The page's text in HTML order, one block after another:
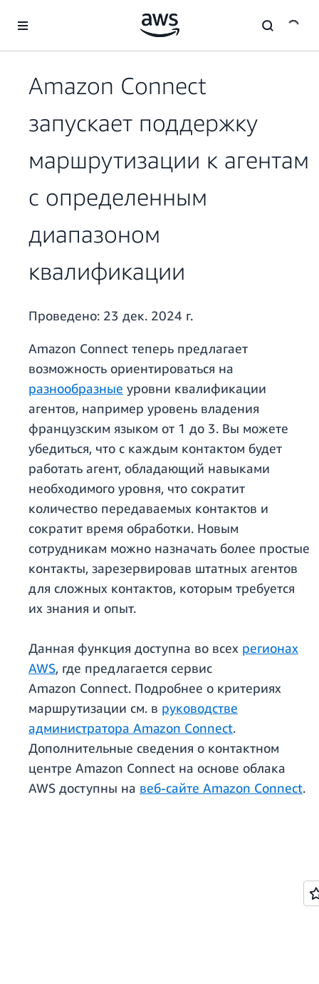
Перейти к главному контенту
Amazon Connect
запускает поддержку
маршрутизации к агентам
с определенным
диапазоном
квалификации
Проведено: 23 дек. 2024 г.
Amazon Connect теперь предлагает
возможность ориентироваться на
разнообразные уровни квалификации
агентов, например уровень владения
французским языком от 1 до 3. Вы можете
убедиться, что с каждым контактом будет
работать агент, обладающий навыками
необходимого уровня, что сократит
количество передаваемых контактов и
сократит время обработки. Новым
сотрудникам можно назначать более простые
контакты, зарезервировав штатных агентов
для сложных контактов, которым требуется
их знания и опыт.
Данная функция доступна во всех регионах
AWS, где предлагается сервис
Amazon Connect. Подробнее о критериях
маршрутизации см. в руководстве
администратора Amazon Connect.
Дополнительные сведения о контактном
центре Amazon Connect на основе облака
AWS доступны на веб-сайте Amazon Connect.